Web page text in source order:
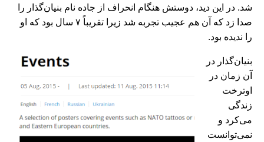
شد. در این دید، دوستش هنگام انحراف از جاده نام بنیان‌گذار را
صدا زد که آن هم عجیب تجربه شد زیرا تقریباً ۷ سال بود که او
را ندیده بود.
بنیان‌گذار در
آن زمان در
اوترخت
زندگی
می‌کرد و
نمی‌توانست